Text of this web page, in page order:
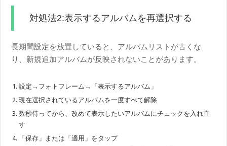
対処法2:表示するアルバムを再選択する
長期間設定を放置していると、アルバムリストが古くな
り、新規追加アルバムが反映されないことがあります。
設定→フォトフレーム→「表示するアルバム」
現在選択されているアルバムを一度すべて解除
数秒待ってから、改めて表示したいアルバムにチェックを入れ直
す
「保存」または「適用」をタップ